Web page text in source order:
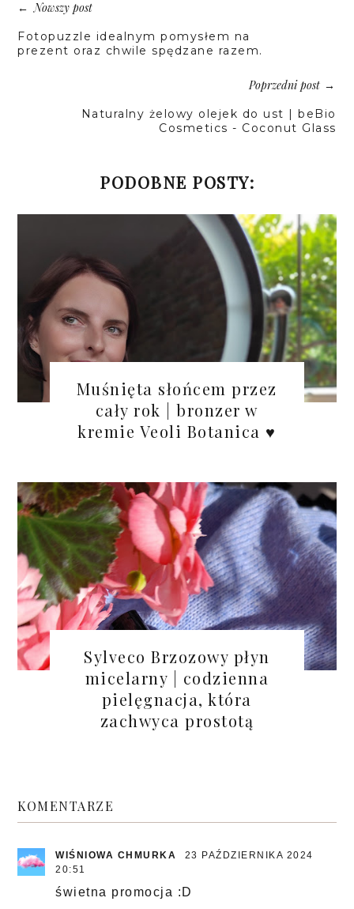
← Nowszy post
Fotopuzzle idealnym pomysłem na
prezent oraz chwile spędzane razem.
Poprzedni post→
Naturalny żelowy olejek do ust | beBio
Cosmetics - Coconut Glass
PODOBNE POSTY:
Muśnięta słońcem przez
cały rok | bronzer w
kremie Veoli Botanica ♥
Sylveco Brzozowy płyn
micelarny | codzienna
pielęgnacja, która
zachwyca prostotą
KOMENTARZE
WIŚNIOWA CHMURKA
23 PAŹDZIERNIKA 2024
20:51
świetna promocja :D